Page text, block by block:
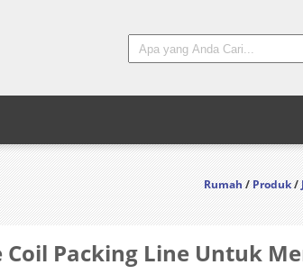
Rumah/Produk/
Packing Line Untuk